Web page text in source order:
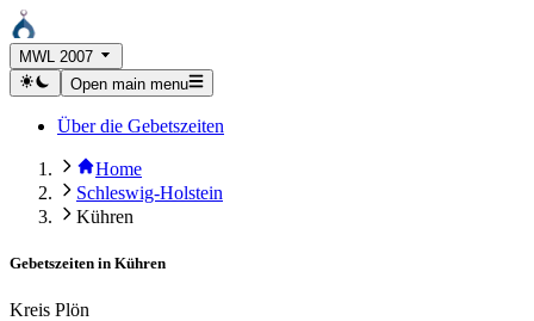
MWL 2007
Open main menu
Über die Gebetszeiten
Home
Schleswig-Holstein
Kühren
Gebetszeiten in Kühren
Kreis Plön